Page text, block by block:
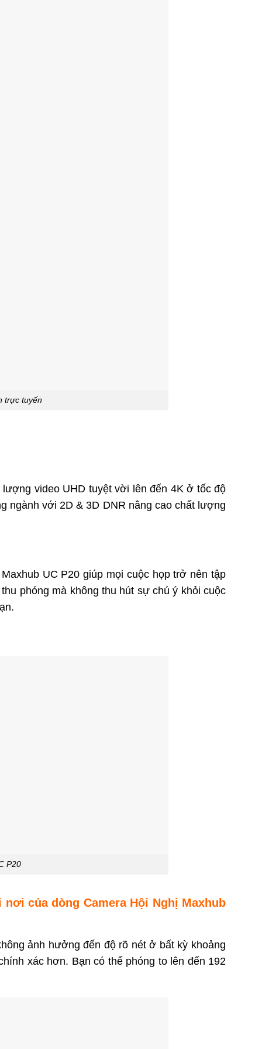
trực tuyến
video UHD tuyệt vời lên đến 4K ở tốc độ
ngành với 2D & 3D DNR nâng cao chất lượng
UC P20 giúp mọi cuộc họp trở nên tập
phóng mà không thu hút sự chú ý khỏi cuộc
P20
của dòng Camera Hội Nghị Maxhub
ảnh hưởng đến độ rõ nét ở bất kỳ khoảng
xác hơn. Bạn có thể phóng to lên đến 192